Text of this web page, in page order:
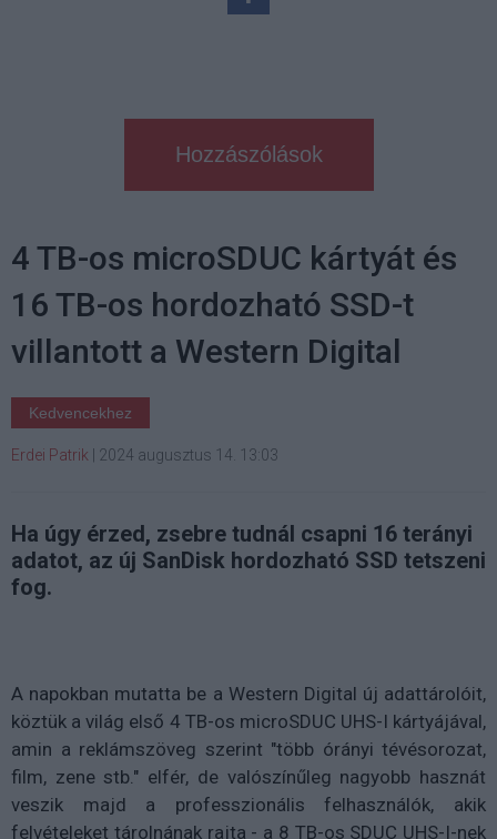
Hozzászólások
4 TB-os microSDUC kártyát és
16 TB-os hordozható SSD-t
villantott a Western Digital
Kedvencekhez
Erdei Patrik 2024 augusztus 14. 13:03
Ha úgy érzed, zsebre tudnál csapni 16 terányi
adatot, az új SanDisk hordozható SSD tetszeni
fog.
A napokban mutatta be a Western Digital új adattárolóit,
köztük a világ első 4 TB-os microSDUC UHS-I kártyájával,
amin a reklámszöveg szerint "több órányi tévésorozat,
film, zene stb." elfér, de valószínűleg nagyobb hasznát
veszik majd a professzionális felhasználók, akik
felvételeket tárolnának rajta - a 8 TB-os SDUC UHS-I-nek